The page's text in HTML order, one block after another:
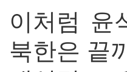
이처럼 윤
북한은 끝